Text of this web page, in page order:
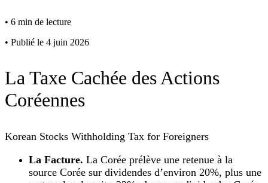
• 6 min de lecture
• Publié le 4 juin 2026
La Taxe Cachée des Actions
Coréennes
Korean Stocks Withholding Tax for Foreigners
La Facture. La Corée prélève une retenue à la
source Corée sur dividendes d’environ 20%, plus une